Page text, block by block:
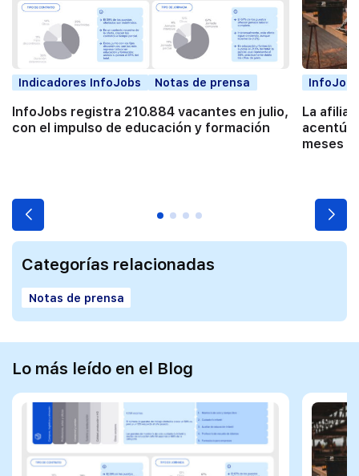
Indicadores InfoJobs Notas de prensa
InfoJobs registra 210.884 vacantes en julio,
con el impulso de educación y formación
La
acentúa
meses
Categorías relacionadas
Notas de prensa
Lo más leído en el Blog